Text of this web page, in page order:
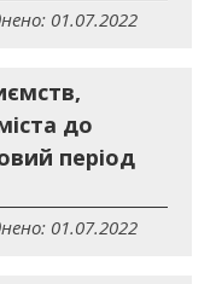
01.07.2022
до
період
01.07.2022